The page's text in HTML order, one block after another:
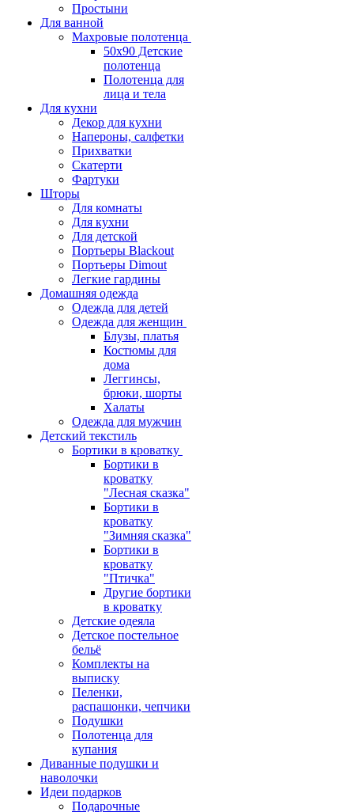
Простыни
Для ванной
Махровые полотенца
50х90 Детские
полотенца
Полотенца для
лица и тела
Для кухни
Декор для кухни
Напероны, салфетки
Прихватки
Скатерти
Фартуки
Шторы
Для комнаты
Для кухни
Для детской
Портьеры Blackout
Портьеры Dimout
Легкие гардины
Домашняя одежда
Одежда для детей
Одежда для женщин
Блузы, платья
Костюмы для
дома
Леггинсы,
брюки, шорты
Халаты
Одежда для мужчин
Детский текстиль
Бортики в кроватку
Бортики в
кроватку
"Лесная сказка"
Бортики в
кроватку
"Зимняя сказка"
Бортики в
кроватку
"Птичка"
Другие бортики
в кроватку
Детские одеяла
Детское постельное
бельё
Комплекты на
выписку
Пеленки,
распашонки, чепчики
Подушки
Полотенца для
купания
Диванные подушки и
наволочки
Идеи подарков
Подарочные